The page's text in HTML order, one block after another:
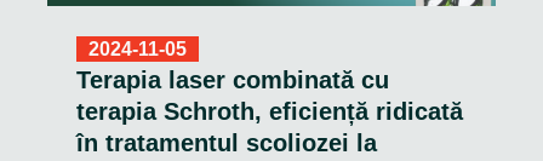
2024-11-05
Terapia laser combinată cu
terapia Schroth, eficiență ridicată
în tratamentul scoliozei la